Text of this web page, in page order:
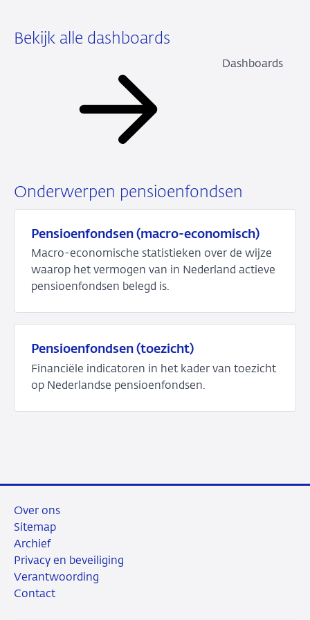
Bekijk alle dashboards
Dashboards
Onderwerpen pensioenfondsen
Pensioenfondsen (macro-economisch)
Macro-economische statistieken over de wijze
waarop het vermogen van in Nederland actieve
pensioenfondsen belegd is.
dashboard
over
Pensioenfondsen
Pensioenfondsen (toezicht)
Financiële indicatoren in het kader van toezicht
op Nederlandse pensioenfondsen.
Pensioenfondsen
Over ons
Sitemap
Archief
Privacy en beveiliging
Verantwoording
Contact